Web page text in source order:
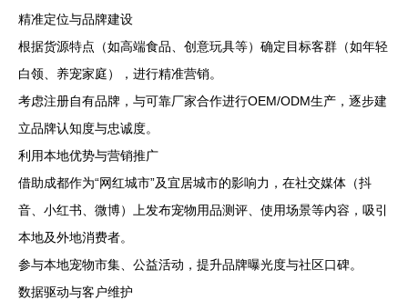
精准定位与品牌建设
根据货源特点（如高端食品、创意玩具等）确定目标客群（如年轻
白领、养宠家庭），进行精准营销。
考虑注册自有品牌，与可靠厂家合作进行OEM/ODM生产，逐步建
立品牌认知度与忠诚度。
利用本地优势与营销推广
借助成都作为“网红城市”及宜居城市的影响力，在社交媒体（抖
音、小红书、微博）上发布宠物用品测评、使用场景等内容，吸引
本地及外地消费者。
参与本地宠物市集、公益活动，提升品牌曝光度与社区口碑。
数据驱动与客户维护